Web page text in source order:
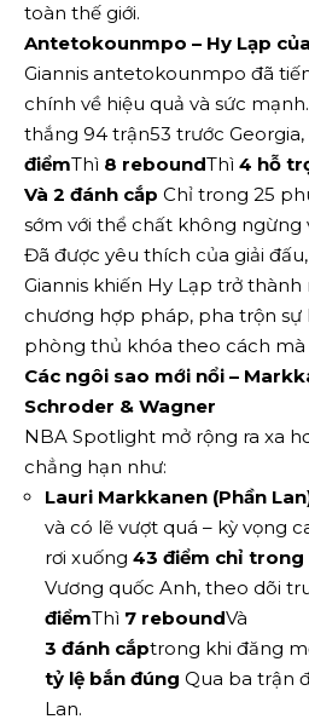
toàn thế giới.
Antetokounmpo – Hy Lạp
Giannis antetokounmpo đã
chính về hiệu quả và sức
thắng 94 trận53 trước Georgia,
điểmThì 8 reboundThì 4 hỗ
Và 2 đánh cắp Chỉ trong 25
sớm với thể chất không
Đã được yêu thích của giải
Giannis khiến Hy Lạp trở
chương hợp pháp, pha trộn sự
phòng thủ khóa theo cách mà
Các ngôi sao mới nổi –
Schroder & Wagner
NBA Spotlight mở rộng ra xa
chẳng hạn như:
Lauri Markkanen (Phần
và có lẽ vượt quá – kỳ vọng
rơi xuống 43 điểm chỉ trong
Vương quốc Anh, theo dõi
điểmThì 7 reboundVà
3 đánh cắptrong khi đăng
tỷ lệ bắn đúng Qua ba trận
Lan.